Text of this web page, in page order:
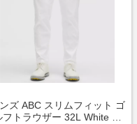
ンズ ABC スリムフィット ゴ
フトラウザー 32L White サ